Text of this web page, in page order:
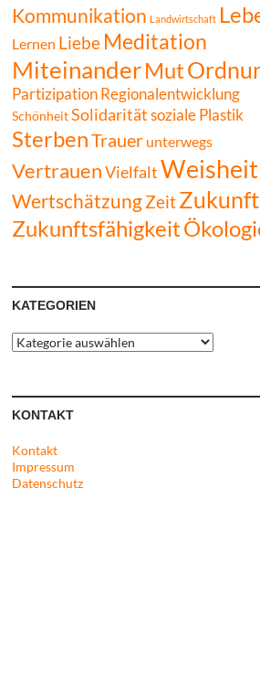
Kommunikation Landwirtschaft
Lernen Liebe Meditation
MiteinanderMut
Partizipation Regionalentwicklung
SchönheitSolidarität soziale Plastik
SterbenTrauer unterwegs
VertrauenVielfaltWeisheit
WertschätzungZeitZukunft
Zukunftsfähigkeit
KATEGORIEN
Kategorien
KONTAKT
Kontakt
Impressum
Datenschutz